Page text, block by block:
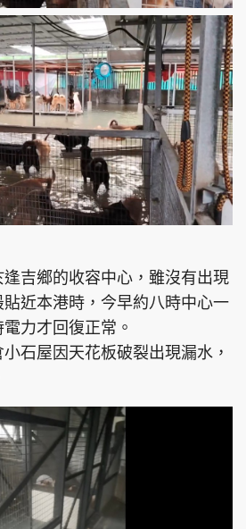
逢吉鄉的收容中心，雖沒有出現
近本港時，今早約八時中心一
力才回復正常。
石屋因天花板破裂出現漏水，